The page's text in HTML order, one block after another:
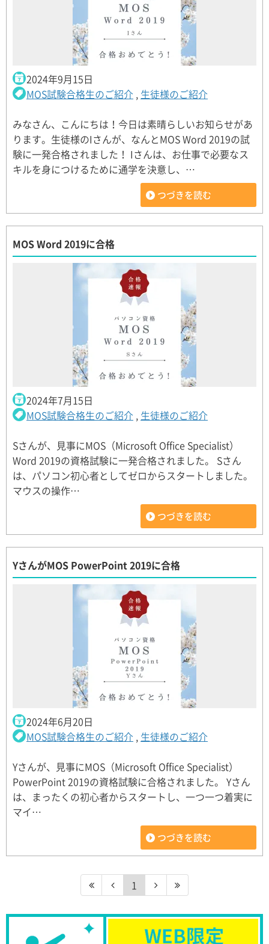
2024年9月15日
MOS試験合格生のご紹介 , 生徒様のご紹介
みなさん、こんにちは！今日は素晴らしいお知らせがあ
ります。生徒様のIさんが、なんとMOS Word 2019の試
験に一発合格されました！ Iさんは、お仕事で必要なス
キルを身につけるために通学を決意し、…
つづきを読む
MOS Word 2019に合格
2024年7月15日
MOS試験合格生のご紹介 , 生徒様のご紹介
Sさんが、見事にMOS（Microsoft Office Specialist）
Word 2019の資格試験に一発合格されました。 Sさん
は、パソコン初心者としてゼロからスタートしました。
マウスの操作…
つづきを読む
YさんがMOS PowerPoint 2019に合格
2024年6月20日
MOS試験合格生のご紹介 , 生徒様のご紹介
Yさんが、見事にMOS（Microsoft Office Specialist）
PowerPoint 2019の資格試験に合格されました。 Yさん
は、まったくの初心者からスタートし、一つ一つ着実に
マイ…
つづきを読む
1